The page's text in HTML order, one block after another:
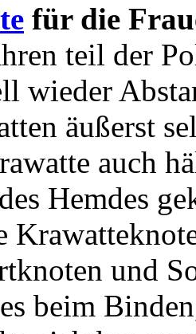
für die
teil der
wieder
äußerst
auch
Hemdes
und
beim